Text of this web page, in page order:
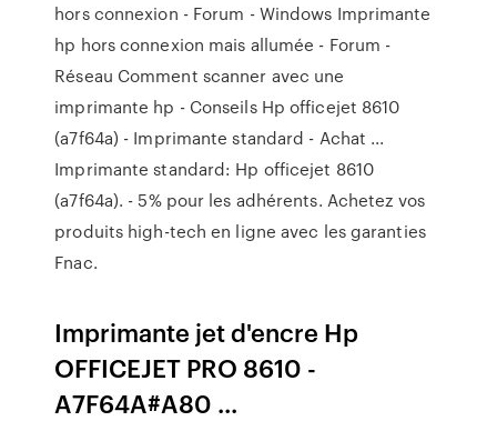
hors connexion - Forum - Windows Imprimante
hp hors connexion mais allumée - Forum -
Réseau Comment scanner avec une
imprimante hp - Conseils Hp officejet 8610
(a7f64a) - Imprimante standard - Achat ...
Imprimante standard: Hp officejet 8610
(a7f64a). - 5% pour les adhérents. Achetez vos
produits high-tech en ligne avec les garanties
Fnac.
Imprimante jet d'encre Hp
OFFICEJET PRO 8610 -
A7F64A#A80 ...